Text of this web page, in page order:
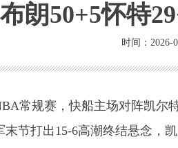
布朗50+5怀特
时间：2026-
常规赛，快船主场对阵凯尔
节打出15-6高潮终结悬念，